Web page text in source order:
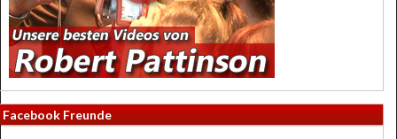
Facebook Freunde